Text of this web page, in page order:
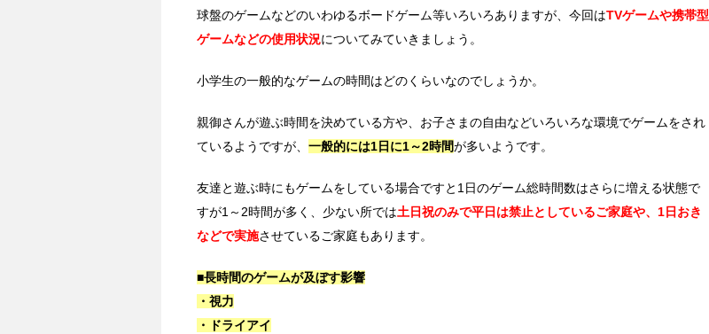
球盤のゲームなどのいわゆるボードゲーム等いろいろありますが、今回はTVゲームや携帯型
ゲームなどの使用状況についてみていきましょう。
小学生の一般的なゲームの時間はどのくらいなのでしょうか。
親御さんが遊ぶ時間を決めている方や、お子さまの自由などいろいろな環境でゲームをされ
ているようですが、 一般的には1日に1～2時間が多いようです。
友達と遊ぶ時にもゲームをしている場合ですと1日のゲーム総時間数はさらに増える状態で
すが1～2時間が多く、少ない所では土日祝のみで平日は禁止としているご家庭や、1日おき
などで実施させているご家庭もあります。
■長時間のゲームが及ぼす影響
・視力
・ドライアイ